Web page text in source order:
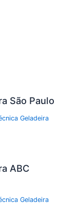
São Paulo
Geladeira
ABC
Geladeira